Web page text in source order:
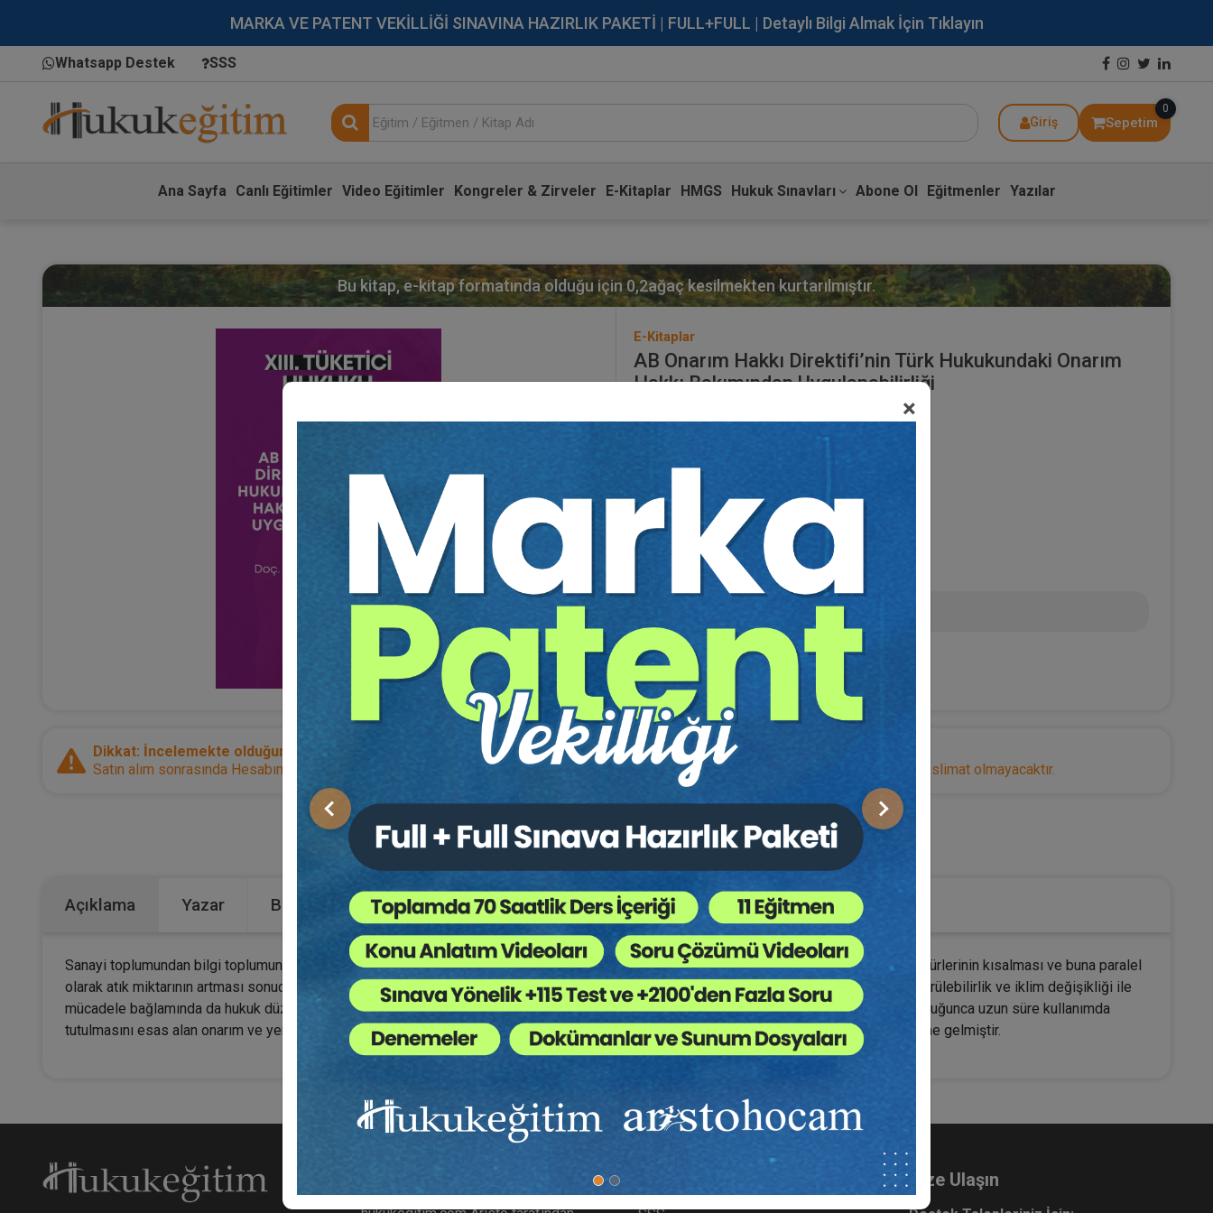
MARKA VE PATENT VEKİLLİĞİ SINAVINA HAZIRLIK PAKETİ | FULL+FULL | Detaylı Bilgi Almak İçin Tıklayın
Whatsapp Destek SSS
Giriş Sepetim
0
Ana Sayfa Canlı Eğitimler Video Eğitimler Kongreler & Zirveler E-Kitaplar HMGS Hukuk Sınavları Abone Ol Eğitmenler Yazılar
×
Önceki Sonraki
Bu kitap, e-kitap formatında olduğu için 0,2ağaç kesilmekten kurtarılmıştır.
E-Kitaplar
AB Onarım Hakkı Direktifi’nin Türk Hukukundaki Onarım
Hakkı Bakımından Uygulanabilirliği
Doç. Dr. Selin Sert SÜTÇÜ
Baskı:
Tür: E-kitap
Basılı Olsaydı Fiyatı: 75,00
Sepete Ekle
Dikkat: İncelemekte olduğunuz ürün bir e-kitaptır.
Satın alım sonrasında Hesabım sayfanız üzerinden direkt olarak ulaşabilir ve cihazlarınızdan okuyabilirsiniz. Adresinize herhangi bir teslimat olmayacaktır.
Kategoriler: Bütün Hukuk Kitapları,Kongreler / Sempozyumlar,Tüketici Hukuku
Açıklama Yazar Bu Kitap İçin Kaç Ağaç Kesiliyor ?
Sanayi toplumundan bilgi toplumuna geçiş süreciyle birlikte tüketim kalıplarında yaşanan dönüşüm, dayanıklı tüketim mallarının kullanım ömürlerinin kısalması ve buna paralel
olarak atık miktarının artması sonucunu doğurmuştur. Bu gelişme, yalnızca ekonomik ve sosyal etkiler yaratmakla kalmamış; çevresel sürdürülebilirlik ve iklim değişikliği ile
mücadele bağlamında da hukuk düzenlerini yeni çözüm arayışlarına yöneltmiştir. Özellikle “kullan-at” anlayışının yerini, malların mümkün olduğunca uzun süre kullanımda
tutulmasını esas alan onarım ve yeniden kullanım odaklı bir yaklaşımın alması, çağdaş tüketici politikalarının merkezî unsurlarından biri hâline gelmiştir.
Bize Ulaşın